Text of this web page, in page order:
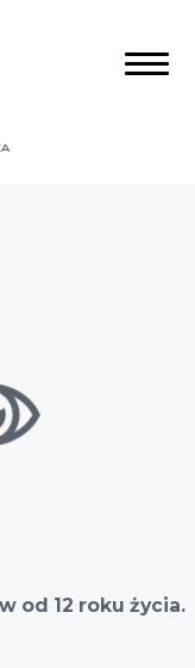
od 12 roku życia.